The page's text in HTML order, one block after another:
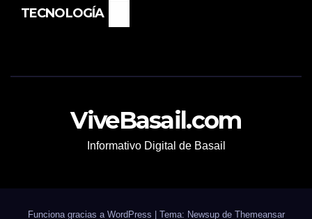
TECNOLOGÍA
ViveBasail.com
Informativo Digital de Basail
Funciona gracias a WordPress | Tema: Newsup de Themeansar